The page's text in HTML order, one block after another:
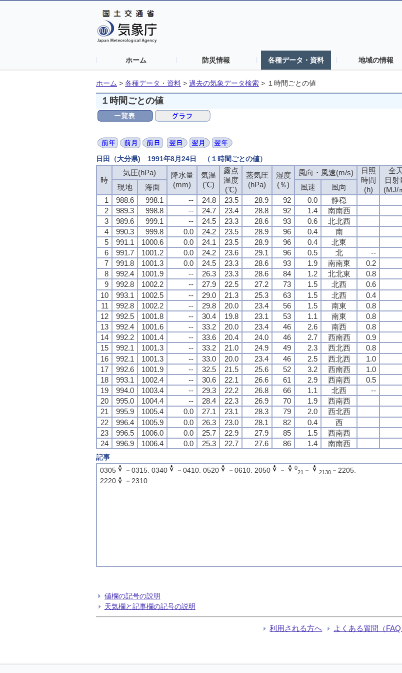
ホーム 防災情報 各種データ・資料 地域の情報
ホーム > 各種データ・資料 > 過去の気象データ検索 > １時間ごとの値
１時間ごとの値
日田（大分県) 1991年8月24日 （１時間ごとの値）
時
気圧(hPa)
降水量
(mm)
気温
(℃)
露点
温度
(℃)
蒸気圧
(hPa)
湿度
(％)
風向・風速(m/s)
日照
時間
(h)
全
日射
(MJ/
現地 海面 風速 風向
1
988.6 998.1 -- 24.8 23.5 28.9 92 0.0
静穏
2
989.3 998.8 -- 24.7 23.4 28.8 92 1.4
南南西
3
989.6 999.1 -- 24.5 23.3 28.6 93 0.6
北北西
4
990.3 999.8 0.0 24.2 23.5 28.9 96 0.4
南
5
991.1 1000.6 0.0 24.1 23.5 28.9 96 0.4
北東
6
991.7 1001.2 0.0 24.2 23.6 29.1 96 0.5 北
--
7
991.8 1001.3 0.0 24.5 23.3 28.6 93 1.9 南南東
0.2
8
992.4 1001.9 -- 26.3 23.3 28.6 84 1.2 北北東
0.8
9
992.8 1002.2 -- 27.9 22.5 27.2 73 1.5 北西 0.6
10
993.1 1002.5 -- 29.0 21.3 25.3 63 1.5 北西
0.4
11
992.8 1002.2 -- 29.8 20.0 23.4 56 1.5 南東
0.8
12
992.5 1001.8 -- 30.4 19.8 23.1 53 1.1 南東
0.8
13
992.4 1001.6 -- 33.2 20.0 23.4 46 2.6 南西
0.8
14
992.2 1001.4 -- 33.6 20.4 24.0 46 2.7 西南西
0.9
15
992.1 1001.3 -- 33.2 21.0 24.9 49 2.3 西北西 0.8
16
992.1 1001.3 -- 33.0 20.0 23.4 46 2.5 西北西
1.0
17
992.6 1001.9 -- 32.5 21.5 25.6 52 3.2 西南西
1.0
18
993.1 1002.4 -- 30.6 22.1 26.6 61 2.9 西南西
0.5
19
994.0 1003.4 -- 29.3 22.2 26.8 66 1.1 北西
--
20
995.0 1004.4 -- 28.4 22.3 26.9 70 1.9
西南西
21
995.9 1005.4 0.0 27.1 23.1 28.3 79 2.0 西北西
22
996.4 1005.9 0.0 26.3 23.0 28.1 82 0.4
西
23
996.5 1006.0 0.0 25.7 22.9 27.9 85 1.5
西南西
24
996.9 1006.4 0.0 25.3 22.7 27.6 86 1.4 南南西
記事
0305
－0315. 0340 －0410. 0520 －0610. 2050 － 0
21 － 2130－2205.
2220
－2310.
値欄の記号の説明
天気欄と記事欄の記号の説明
利用される方へ よくある質問（FAQ